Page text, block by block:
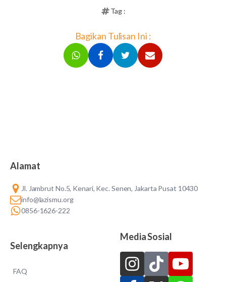
Tag :
Bagikan Tulisan Ini :
Alamat
Jl. Jambrut No.5, Kenari, Kec. Senen, Jakarta Pusat 10430
info@lazismu.org
0856-1626-222
Selengkapnya
FAQ
Media Sosial